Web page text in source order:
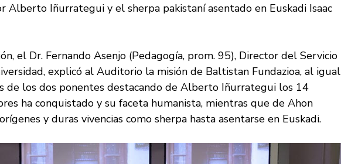
Alberto Iñurrategui y el sherpa pakistaní asentado en Euskadi Isaac
el Dr. Fernando Asenjo (Pedagogía, prom. 95), Director del Servicio
explicó al Auditorio la misión de Baltistan Fundazioa, al igual
de los dos ponentes destacando de Alberto Iñurrategui los 14
ha conquistado y su faceta humanista, mientras que de Ahon
y duras vivencias como sherpa hasta asentarse en Euskadi.